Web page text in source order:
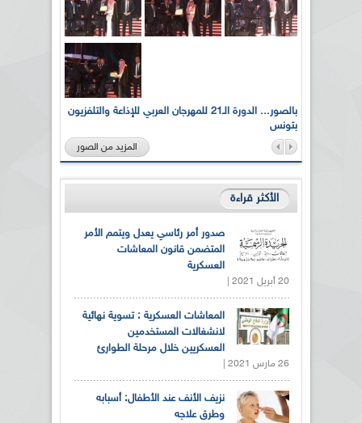
بالصور... الدورة الـ21 للمهرجان العربي للإذاعة والتلفزيون
بتونس
المزيد من الصور
الأكثر قراءة
صدور أمر رئاسي يعدل ويتمم الأمر
المتضمن قانون المعاشات
العسكرية
20 أبريل 2021 |
المعاشات العسكرية : تسوية نهائية
لانشغالات المستخدمين
العسكريين خلال مرحلة الطوارئ
26 مارس 2021 |
نزيف الأنف عند الأطفال: أسبابه
وطرق علاجه